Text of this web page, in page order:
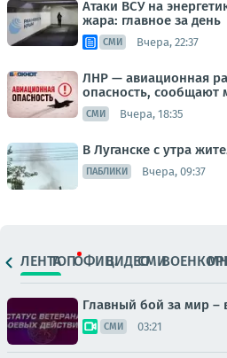
Атаки ВСУ на
жара: главное за день
СМИ Вчера, 22:37
ЛНР — авиационная
опасность, сообщают
СМИ Вчера, 18:35
В Луганске с утра
ПАБЛИКИ Вчера, 09:37
ЛЕНТАТОПОФИЦ.ВИДЕОСМИ
Главный бой за мир –
СМИ 03:21